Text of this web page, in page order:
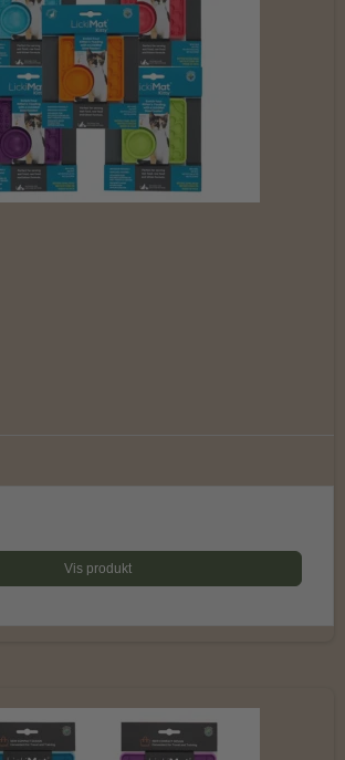
Vis produkt